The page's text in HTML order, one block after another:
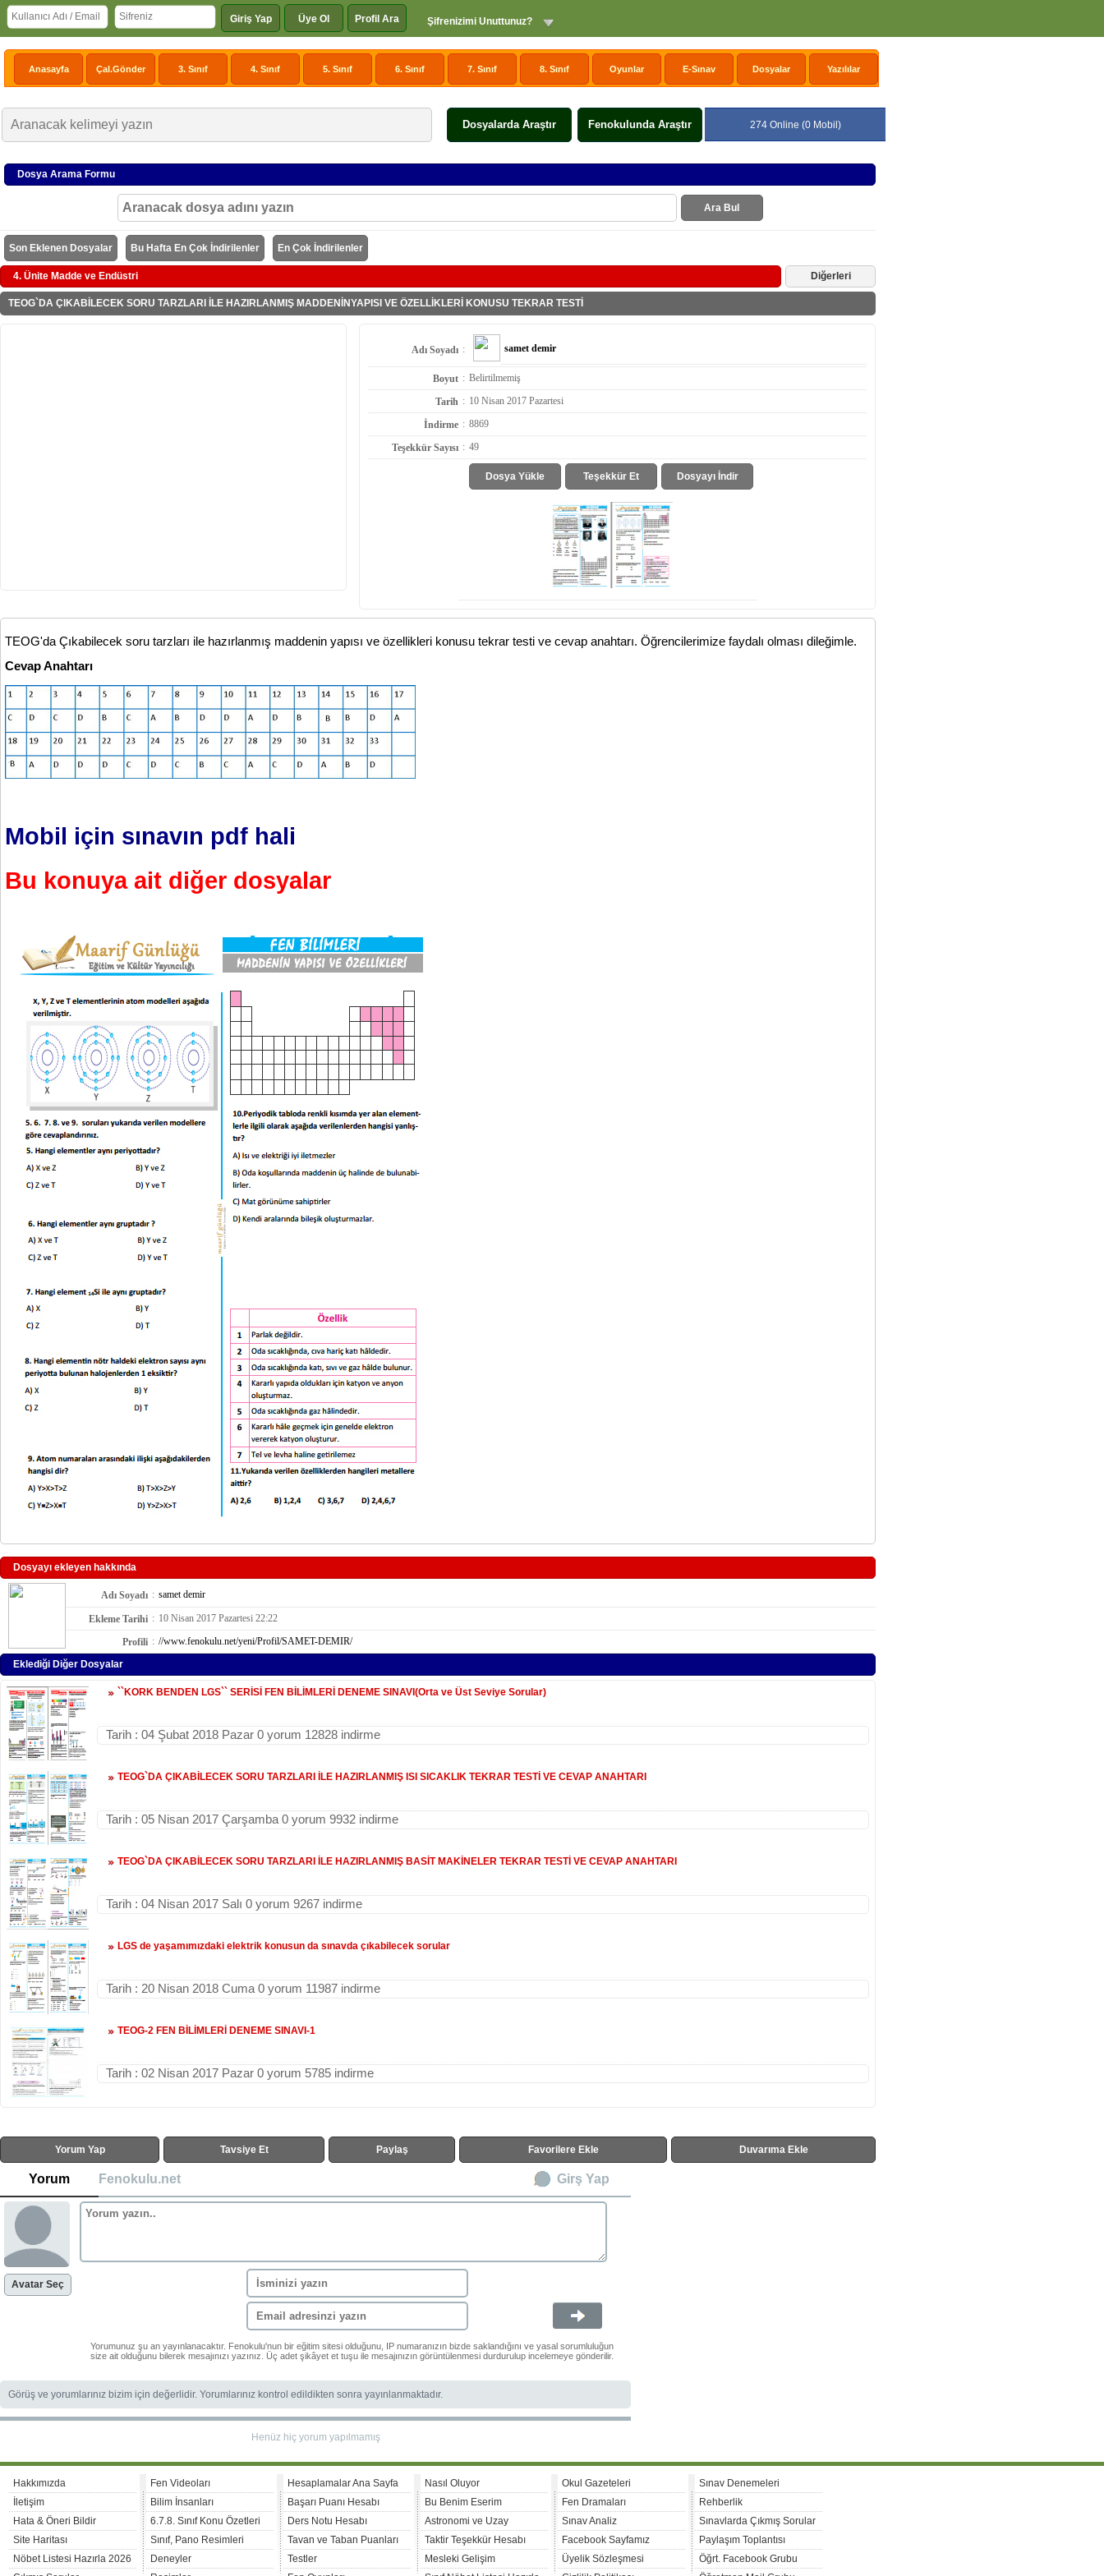
Giriş Yap Üye Ol Profil Ara Şifrenizimi Unuttunuz?
Anasayfa Çal.Gönder 3. Sınıf 4. Sınıf 5. Sınıf 6. Sınıf 7. Sınıf 8. Sınıf Oyunlar E-Sınav Dosyalar Yazılılar
Dosyalarda Araştır Fenokulunda Araştır 274 Online (0 Mobil)
Dosya Arama Formu
Ara Bul
Son Eklenen Dosyalar Bu Hafta En Çok İndirilenler En Çok İndirilenler
4. Ünite Madde ve Endüstri Diğerleri
TEOG`DA ÇIKABİLECEK SORU TARZLARI İLE HAZIRLANMIŞ MADDENİNYAPISI VE ÖZELLİKLERİ KONUSU TEKRAR TESTİ
Adı Soyadı : samet demir
Boyut : Belirtilmemiş
Tarih : 10 Nisan 2017 Pazartesi
İndirme : 8869
Teşekkür Sayısı : 49
Dosya Yükle Teşekkür Et Dosyayı İndir
TEOG'da Çıkabilecek soru tarzları ile hazırlanmış maddenin yapısı ve özellikleri konusu tekrar testi ve cevap anahtarı. Öğrencilerimize faydalı olması dileğimle.
Cevap Anahtarı
Mobil için sınavın pdf hali
Bu konuya ait diğer dosyalar
Dosyayı ekleyen hakkında
Adı Soyadı : samet demir
Ekleme Tarihi : 10 Nisan 2017 Pazartesi 22:22
Profili : //www.fenokulu.net/yeni/Profil/SAMET-DEMIR/
Eklediği Diğer Dosyalar
``KORK BENDEN LGS`` SERİSİ FEN BİLİMLERİ DENEME SINAVI(Orta ve Üst Seviye Sorular)
Tarih : 04 Şubat 2018 Pazar 0 yorum 12828 indirme
TEOG`DA ÇIKABİLECEK SORU TARZLARI İLE HAZIRLANMIŞ ISI SICAKLIK TEKRAR TESTİ VE CEVAP ANAHTARI
Tarih : 05 Nisan 2017 Çarşamba 0 yorum 9932 indirme
TEOG`DA ÇIKABİLECEK SORU TARZLARI İLE HAZIRLANMIŞ BASİT MAKİNELER TEKRAR TESTİ VE CEVAP ANAHTARI
Tarih : 04 Nisan 2017 Salı 0 yorum 9267 indirme
LGS de yaşamımızdaki elektrik konusun da sınavda çıkabilecek sorular
Tarih : 20 Nisan 2018 Cuma 0 yorum 11987 indirme
TEOG-2 FEN BİLİMLERİ DENEME SINAVI-1
Tarih : 02 Nisan 2017 Pazar 0 yorum 5785 indirme
Yorum Yap Tavsiye Et Paylaş Favorilere Ekle Duvarıma Ekle
Yorum Fenokulu.net Girş Yap
Avatar Seç
Yorumunuz şu an yayınlanacaktır. Fenokulu'nun bir eğitim sitesi olduğunu, IP numaranızın bizde saklandığını ve yasal sorumluluğun
size ait olduğunu bilerek mesajınızı yazınız. Üç adet şikâyet et tuşu ile mesajınızın görüntülenmesi durdurulup incelemeye gönderilir.
Görüş ve yorumlarınız bizim için değerlidir. Yorumlarınız kontrol edildikten sonra yayınlanmaktadır.
Henüz hiç yorum yapılmamış
Hakkımızda
İletişim
Hata & Öneri Bildir
Site Haritası
Nöbet Listesi Hazırla 2026
Fen Videoları
Bilim İnsanları
6.7.8. Sınıf Konu Özetleri
Sınıf, Pano Resimleri
Deneyler
Hesaplamalar Ana Sayfa
Başarı Puanı Hesabı
Ders Notu Hesabı
Tavan ve Taban Puanları
Testler
Nasıl Oluyor
Bu Benim Eserim
Astronomi ve Uzay
Taktir Teşekkür Hesabı
Mesleki Gelişim
Okul Gazeteleri
Fen Dramaları
Sınav Analiz
Facebook Sayfamız
Üyelik Sözleşmesi
Sınav Denemeleri
Rehberlik
Sınavlarda Çıkmış Sorular
Paylaşım Toplantısı
Öğrt. Facebook Grubu